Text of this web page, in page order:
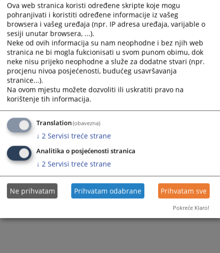
Trenutno nema vijesti
Ova web stranica koristi određene skripte koje mogu
pohranjivati i koristiti određene informacije iz vašeg
browsera i vašeg uređaja (npr. IP adresa uređaja, varijable o
sesiji unutar browsera, ...).
Neke od ovih informacija su nam neophodne i bez njih web
stranica ne bi mogla fukcionisati u svom punom obimu, dok
neke nisu prijeko neophodne a služe za dodatne stvari (npr.
procjenu nivoa posjećenosti, budućeg usavršavanja
stranice...).
Na ovom mjestu možete dozvoliti ili uskratiti pravo na
korištenje tih informacija.
Translation(obavezna)
↓ 2 Servisi treće strane
Analitika o posjećenosti stranica
↓ 2 Servisi treće strane
Ne prihvatam Prihvatam odabrane Prihvatam sve
Pokreće Klaro!